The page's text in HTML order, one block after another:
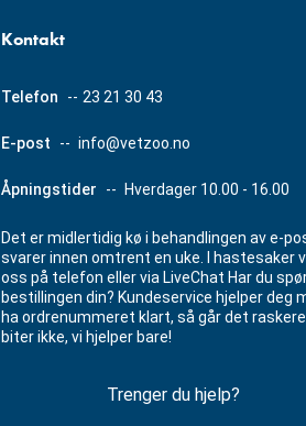
Kontakt
Telefon -- 23 21 30 43
E-post -- info@vetzoo.no
Åpningstider -- Hverdager 10.00 - 16.00
Det er midlertidig kø i behandlingen av e-
svarer innen omtrent en uke. I hastesaker
oss på telefon eller via LiveChat Har du
bestillingen din? Kundeservice hjelper deg
ha ordrenummeret klart, så går det
biter ikke, vi hjelper bare!
Trenger du hjelp?